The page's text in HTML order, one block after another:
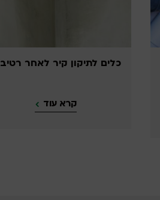
רטיבות
בטיחות בעבודה